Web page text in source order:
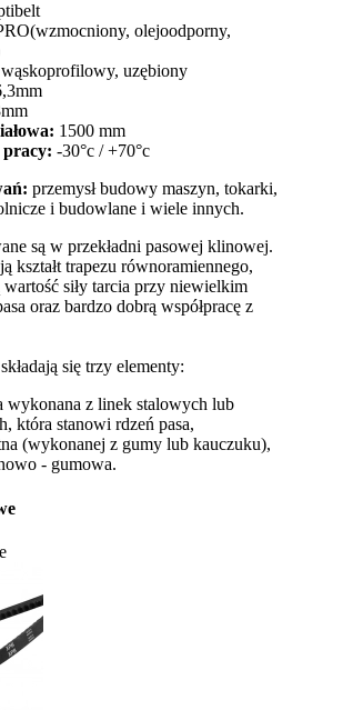
olejoodporny,
uzębiony
1500 mm
-30°c / +70°c
przemysł budowy maszyn, tokarki,
i budowlane i wiele innych.
są w przekładni pasowej klinowej.
kształt trapezu równoramiennego,
siły tarcia przy niewielkim
oraz bardzo dobrą współpracę z
się trzy elementy:
wykonana z linek stalowych lub
która stanowi rdzeń pasa,
(wykonanej z gumy lub kauczuku),
- gumowa.